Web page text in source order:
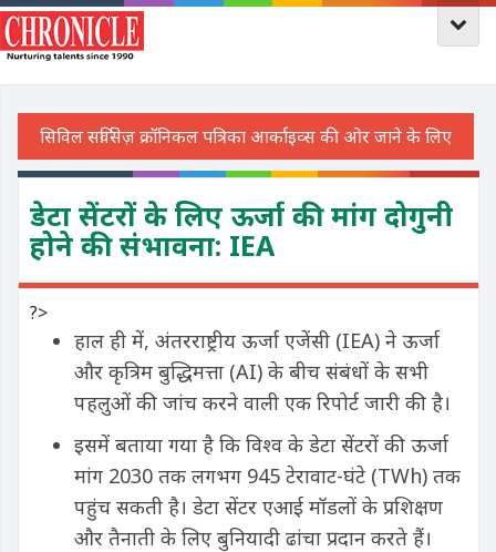
डेटा सेंटरों के लिए ऊर्जा की मांग दोगुनी
होने की संभावना: IEA
?>
हाल ही में, अंतरराष्ट्रीय ऊर्जा एजेंसी (IEA) ने ऊर्जा
और कृत्रिम बुद्धिमत्ता (AI) के बीच संबंधों के सभी
पहलुओं की जांच करने वाली एक रिपोर्ट जारी की है।
इसमें बताया गया है कि विश्व के डेटा सेंटरों की ऊर्जा
मांग 2030 तक लगभग 945 टेरावाट-घंटे (TWh) तक
पहुंच सकती है। डेटा सेंटर एआई मॉडलों के प्रशिक्षण
और तैनाती के लिए बुनियादी ढांचा प्रदान करते हैं।